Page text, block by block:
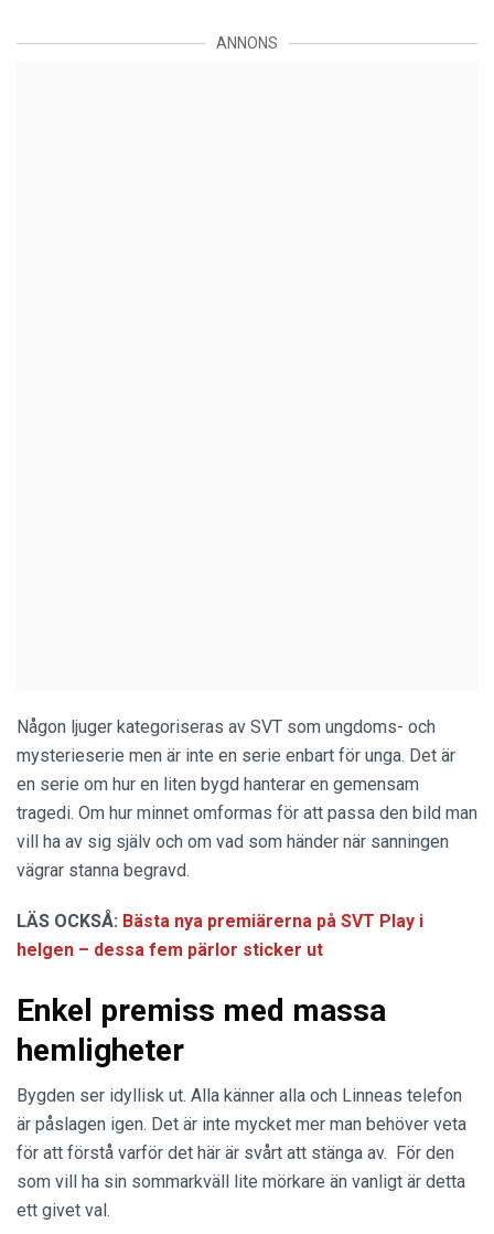
ANNONS
Någon ljuger kategoriseras av SVT som ungdoms- och
mysterieserie men är inte en serie enbart för unga. Det är
en serie om hur en liten bygd hanterar en gemensam
tragedi. Om hur minnet omformas för att passa den bild man
vill ha av sig själv och om vad som händer när sanningen
vägrar stanna begravd.
LÄS OCKSÅ: Bästa nya premiärerna på SVT Play i
helgen – dessa fem pärlor sticker ut
Enkel premiss med massa
hemligheter
Bygden ser idyllisk ut. Alla känner alla och Linneas telefon
är påslagen igen. Det är inte mycket mer man behöver veta
för att förstå varför det här är svårt att stänga av. För den
som vill ha sin sommarkväll lite mörkare än vanligt är detta
ett givet val.